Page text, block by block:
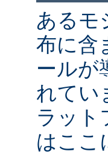
あるモ
布に含
ールが
れてい
ラット
はここ